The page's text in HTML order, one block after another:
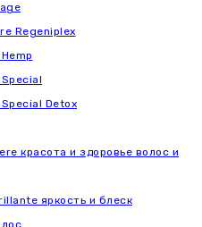
Regeniplex
Special
Special Detox
красота и здоровье волос и
яркость и блеск